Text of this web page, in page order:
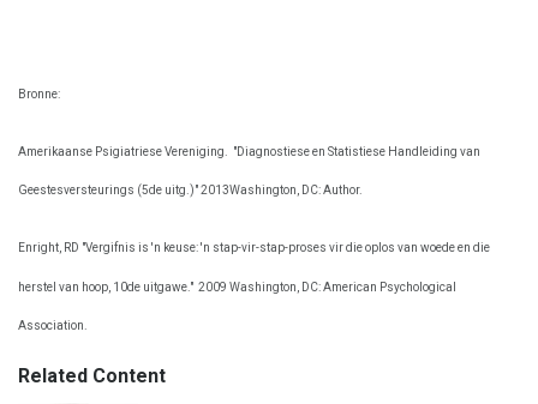
Bronne:
Amerikaanse Psigiatriese Vereniging. "Diagnostiese en Statistiese Handleiding van
Geestesversteurings (5de uitg.)" 2013Washington, DC: Author.
Enright, RD "Vergifnis is 'n keuse: 'n stap-vir-stap-proses vir die oplos van woede en die
herstel van hoop, 10de uitgawe." 2009 Washington, DC: American Psychological
Association.
Related Content